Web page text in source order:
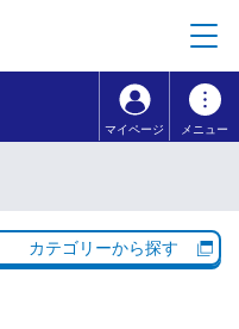
ーションへ移動
マイページ メニュー
カテゴリーから探す